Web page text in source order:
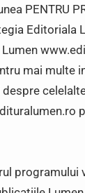
PENTRU
Editoriala
mai multe
programului